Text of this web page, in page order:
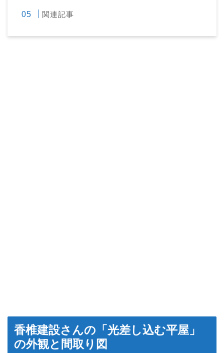
関連記事
香椎建設さんの「光差し込む平屋」
の外観と間取り図